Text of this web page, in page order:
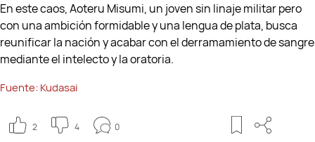
En este caos, Aoteru Misumi, un joven sin linaje militar pero
con una ambición formidable y una lengua de plata, busca
reunificar la nación y acabar con el derramamiento de sangre
mediante el intelecto y la oratoria.
Fuente: Kudasai
2 4 0